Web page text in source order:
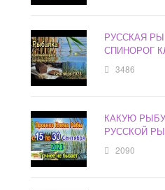
РУССКАЯ
СПИНОРОГ
3486
КАКУЮ
РУССКОЙ
2090